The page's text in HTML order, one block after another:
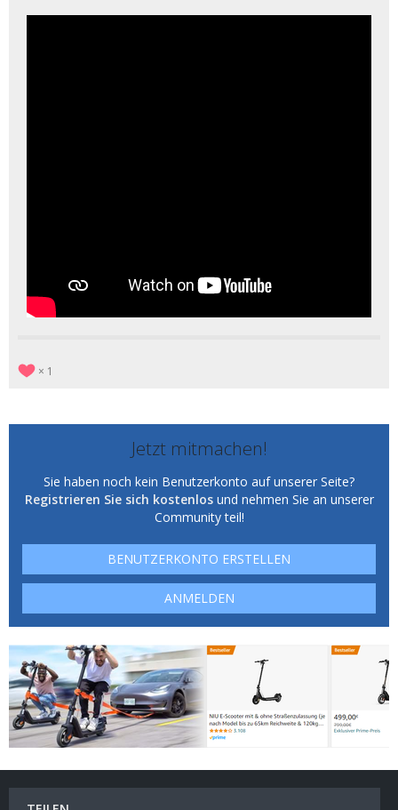
1
Jetzt mitmachen!
Sie haben noch kein Benutzerkonto auf unserer Seite?
Registrieren Sie sich kostenlosund nehmen Sie an unserer
Community teil!
BENUTZERKONTO ERSTELLEN
ANMELDEN